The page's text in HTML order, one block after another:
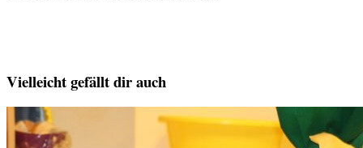
Vielleicht gefällt dir auch